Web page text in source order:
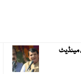
مینڈیٹ